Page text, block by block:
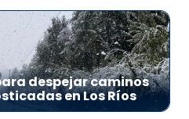
despejar caminos
en Los Ríos